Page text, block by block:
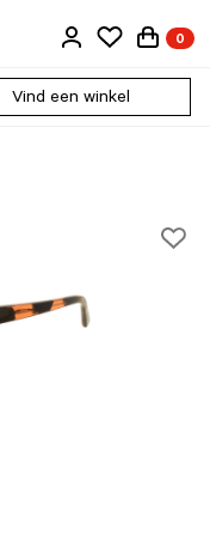
0
Vind een winkel